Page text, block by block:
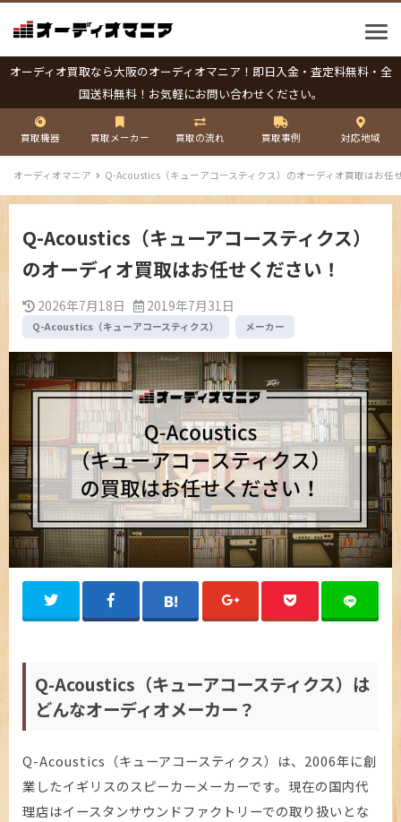
オーディオ買取なら大阪のオーディオマニア！即日入金・査定料無料・全
国送料無料！お気軽にお問い合わせください。
買取機器 買取メーカー 買取の流れ 買取事例 対応地域
オーディオマニア Q-Acoustics（キューアコースティクス）のオーディオ買取はお任
Q-Acoustics（キューアコースティクス）
のオーディオ買取はお任せください！
2026年7月18日 2019年7月31日
Q-Acoustics（キューアコースティクス） メーカー
Q-Acoustics（キューアコースティクス）は
どんなオーディオメーカー？
Q-Acoustics（キューアコースティクス）は、2006年に創
業したイギリスのスピーカーメーカーです。現在の国内代
理店はイースタンサウンドファクトリーでの取り扱いとな